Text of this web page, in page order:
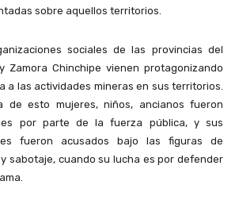
sobre aquellos territorios.
sociales de las provincias del
Zamora Chinchipe vienen protagonizando
a las actividades mineras en sus territorios.
de esto mujeres, niños, ancianos fueron
por parte de la fuerza pública, y sus
fueron acusados bajo las figuras de
sabotaje, cuando su lucha es por defender